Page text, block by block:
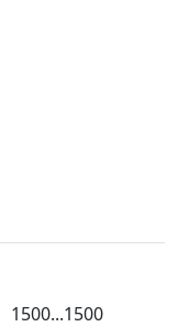
1500...1500